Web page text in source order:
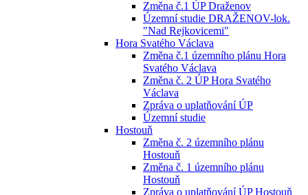
Změna č.1 ÚP Draženov
Územní studie DRAŽENOV-lok.
"Nad Rejkovicemi"
Hora Svatého Václava
Změna č.1 územního plánu Hora
Svatého Václava
Změna č. 2 ÚP Hora Svatého
Václava
Zpráva o uplatňování ÚP
Územní studie
Hostouň
Změna č. 2 územního plánu
Hostouň
Změna č. 1 územního plánu
Hostouň
Zpráva o uplatňování ÚP Hostouň